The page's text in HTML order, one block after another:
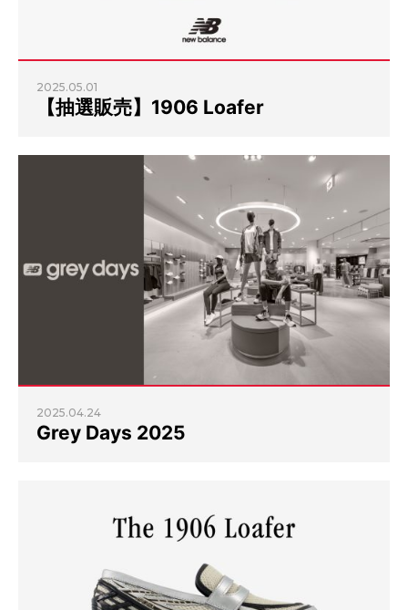
2025.05.01
【抽選販売】1906 Loafer
2025.04.24
Grey Days 2025